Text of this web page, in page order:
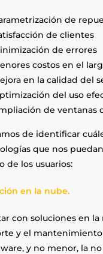
de
de clientes
de errores
costos en el
en la calidad del
del uso
de ventanas
de identificar
que nos
de los usuarios:
en la nube.
con soluciones en
y el
y no menor, la